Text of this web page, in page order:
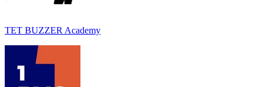
TET BUZZER Academy